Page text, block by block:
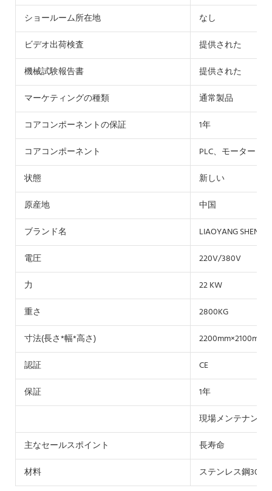
ショールーム所在地
なし
ビデオ出荷検査
提供された
機械試験報告書
提供された
マーケティングの種類
通常製品
コアコンポーネントの保証
1年
コアコンポーネント
PLC、モーター
状態
新しい
原産地
中国
ブランド名
LIAOYANG
電圧
220V/380V
力
22 KW
重さ
2800KG
寸法(長さ*幅*高さ)
認証
CE
保証
1年
現場メンテナンス
主なセールスポイント
長寿命
材料
ステンレス鋼304/